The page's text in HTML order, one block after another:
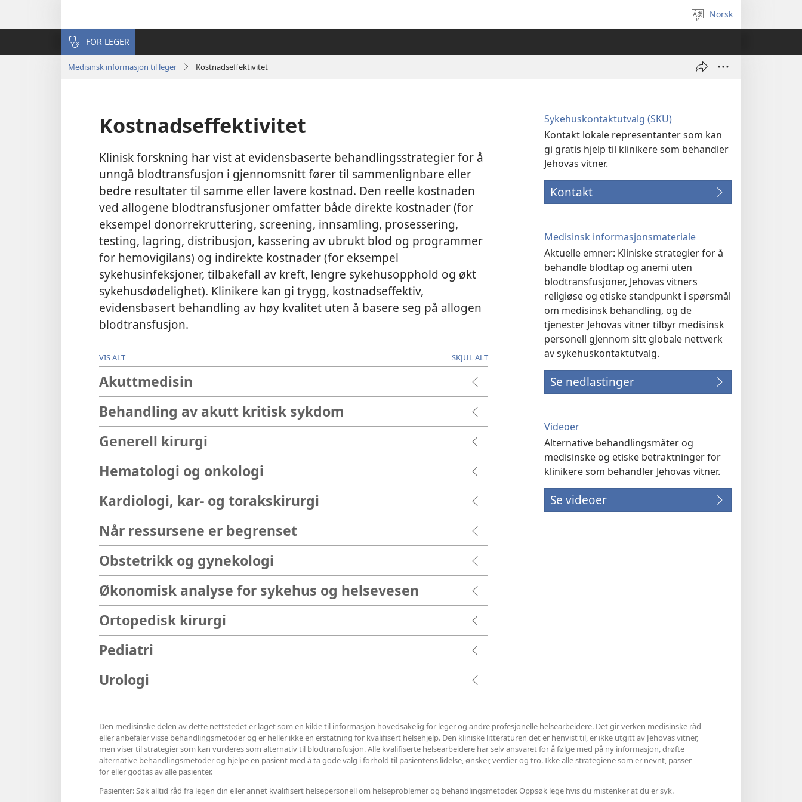
Velg
språk
Norsk
FOR LEGER
Medisinsk informasjon til leger Kostnadseffektivitet
Kostnadseffektivitet
Klinisk forskning har vist at evidensbaserte behandlingsstrategier for å
unngå blodtransfusjon i gjennomsnitt fører til sammenlignbare eller
bedre resultater til samme eller lavere kostnad. Den reelle kostnaden
ved allogene blodtransfusjoner omfatter både direkte kostnader (for
eksempel donorrekruttering, screening, innsamling, prosessering,
testing, lagring, distribusjon, kassering av ubrukt blod og programmer
for hemovigilans) og indirekte kostnader (for eksempel
sykehusinfeksjoner, tilbakefall av kreft, lengre sykehusopphold og økt
sykehusdødelighet). Klinikere kan gi trygg, kostnadseffektiv,
evidensbasert behandling av høy kvalitet uten å basere seg på allogen
blodtransfusjon.
VIS ALT SKJUL ALT
Akuttmedisin
Behandling av akutt kritisk sykdom
Generell kirurgi
Hematologi og onkologi
Kardiologi, kar- og torakskirurgi
Når ressursene er begrenset
Obstetrikk og gynekologi
Økonomisk analyse for sykehus og helsevesen
Ortopedisk kirurgi
Pediatri
Urologi
Sykehuskontaktutvalg (SKU)
Kontakt lokale representanter som kan
gi gratis hjelp til klinikere som behandler
Jehovas vitner.
Kontakt
Medisinsk informasjonsmateriale
Aktuelle emner: Kliniske strategier for å
behandle blodtap og anemi uten
blodtransfusjoner, Jehovas vitners
religiøse og etiske standpunkt i spørsmål
om medisinsk behandling, og de
tjenester Jehovas vitner tilbyr medisinsk
personell gjennom sitt globale nettverk
av sykehuskontaktutvalg.
Se nedlastinger
Videoer
Alternative behandlingsmåter og
medisinske og etiske betraktninger for
klinikere som behandler Jehovas vitner.
Se videoer
Den medisinske delen av dette nettstedet er laget som en kilde til informasjon hovedsakelig for leger og andre profesjonelle helsearbeidere. Det gir verken medisinske råd
eller anbefaler visse behandlingsmetoder og er heller ikke en erstatning for kvalifisert helsehjelp. Den kliniske litteraturen det er henvist til, er ikke utgitt av Jehovas vitner,
men viser til strategier som kan vurderes som alternativ til blodtransfusjon. Alle kvalifiserte helsearbeidere har selv ansvaret for å følge med på ny informasjon, drøfte
alternative behandlingsmetoder og hjelpe en pasient med å ta gode valg i forhold til pasientens lidelse, ønsker, verdier og tro. Ikke alle strategiene som er nevnt, passer
for eller godtas av alle pasienter.
Pasienter: Søk alltid råd fra legen din eller annet kvalifisert helsepersonell om helseproblemer og behandlingsmetoder. Oppsøk lege hvis du mistenker at du er syk.